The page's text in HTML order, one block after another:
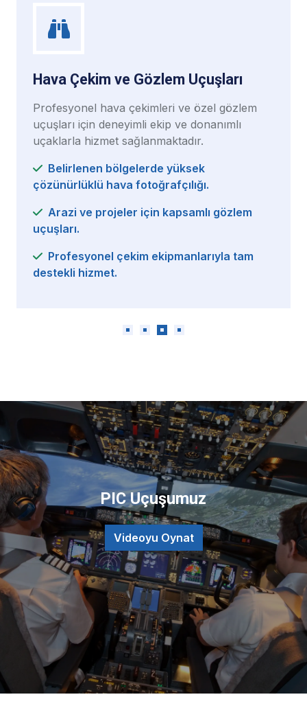
Uçuşları
ve özel gözlem
ve donanımlı
yüksek
kapsamlı gözlem
tam
Özel Pilot Lisansı
Pilot lisansı almak
standartlara uygun
programları
Hızlandırılmış
alma imkânı.
Teorik eğitimlerin
Tüm aşamalarda
PIC Uçuşumuz
Videoyu Oynat